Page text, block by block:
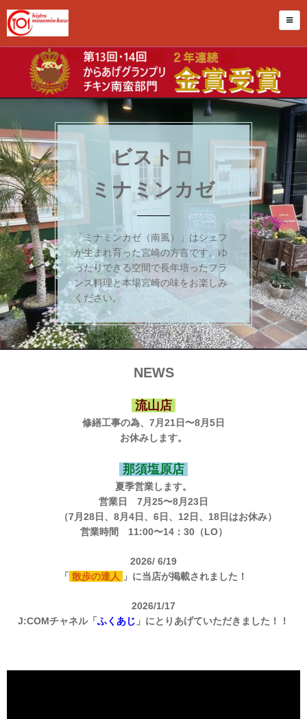
ビストロ
ミナミンカゼ
「ミナミンカゼ（南風）」はシェフ
が生まれ育った宮崎の方言です。ゆ
ったりできる空間で長年培ったフラ
ンス料理と本場宮崎の味をお楽しみ
ください。
NEWS
流山店
修繕工事の為、7月21日〜8月5日
お休みします。
那須塩原店
夏季営業します。
営業日 7月25〜8月23日
（7月28日、8月4日、6日、12日、18日はお休み）
営業時間 11:00〜14：30（LO）
2026/ 6/19
「 散歩の達人 」に当店が掲載されました！
2026/1/17
J:COMチャネル「 ふくあじ 」にとりあげていただきました！！